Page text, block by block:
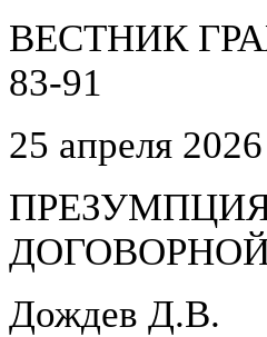
ВЕСТНИК
83-91
25 апреля 2026
Дождев Д.В.